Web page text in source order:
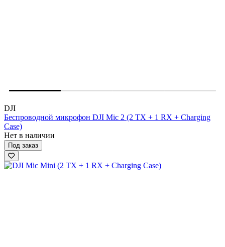
DJI
Беспроводной микрофон DJI Mic 2 (2 TX + 1 RX + Charging
Case)
Нет в наличии
Под заказ